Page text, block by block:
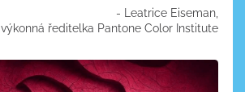
- Leatrice Eiseman,
výkonná ředitelka Pantone Color Institute